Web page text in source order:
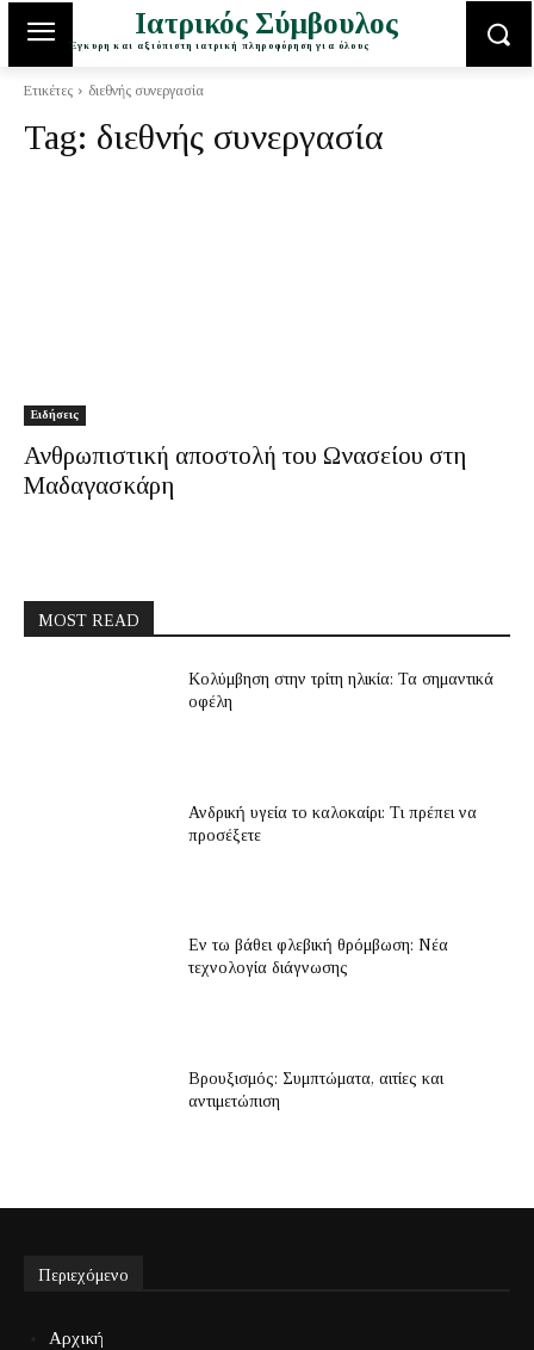
Ιατρικός Σύμβουλος
Έγκυρη και αξιόπιστη ιατρική πληροφόρηση για όλους
Ετικέτες διεθνής συνεργασία
Tag: διεθνής συνεργασία
Ειδήσεις
Ανθρωπιστική αποστολή του Ωνασείου στη
Μαδαγασκάρη
MOST READ
Κολύμβηση στην τρίτη ηλικία: Τα σημαντικά
οφέλη
Ανδρική υγεία το καλοκαίρι: Τι πρέπει να
προσέξετε
Εν τω βάθει φλεβική θρόμβωση: Νέα
τεχνολογία διάγνωσης
Βρουξισμός: Συμπτώματα, αιτίες και
αντιμετώπιση
Περιεχόμενο
Αρχική